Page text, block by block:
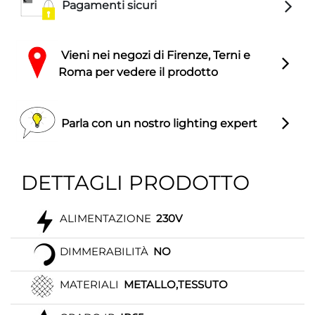
Pagamenti sicuri
Vieni nei negozi di Firenze, Terni e
Roma per vedere il prodotto
Parla con un nostro lighting expert
DETTAGLI PRODOTTO
ALIMENTAZIONE 230V
DIMMERABILITÀ NO
MATERIALI METALLO,TESSUTO